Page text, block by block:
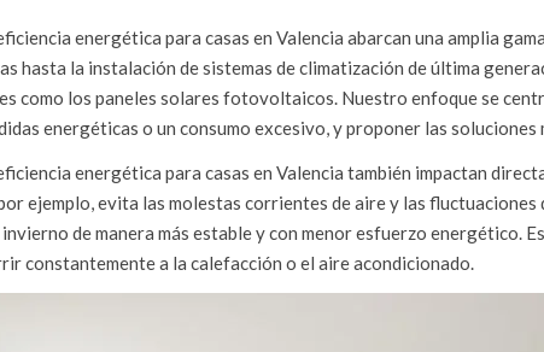
energética para casas en Valencia abarcan una amplia
hasta la instalación de sistemas de climatización de última
como los paneles solares fotovoltaicos. Nuestro enfoque se
energéticas o un consumo excesivo, y proponer las soluciones
energética para casas en Valencia también impactan
ejemplo, evita las molestas corrientes de aire y las
de manera más estable y con menor esfuerzo energético.
constantemente a la calefacción o el aire acondicionado.